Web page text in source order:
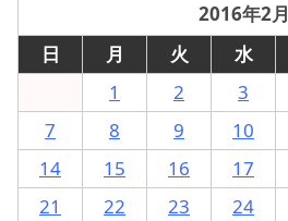
2016年2月
日
月 火 水
1
2 3
7
8 9 10
14
15 16 17
21
22 23 24